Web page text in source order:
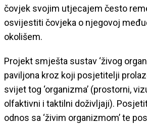
čovjek svojim utjecajem često
osvijestiti čovjeka o njegovoj
okolišem.
Projekt smješta sustav ‘živog
paviljona kroz koji posjetitelji
svijet tog ‘organizma’ (prostorni,
olfaktivni i taktilni doživljaji).
odnos sa ‘živim organizmom’ te